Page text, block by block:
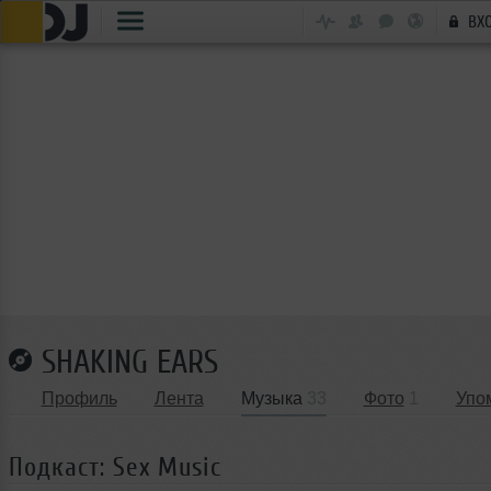
SHAKING EARS
Профиль Лента Музыка Фото
Подкаст: Sex Music